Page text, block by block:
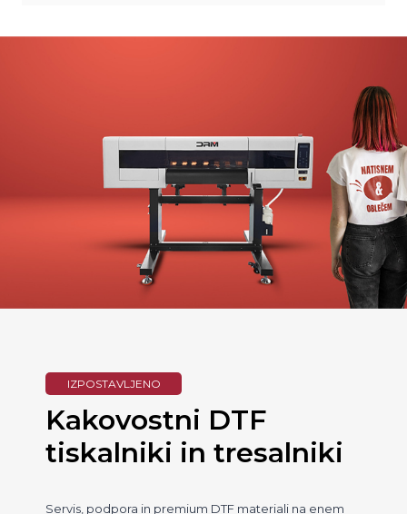
IZPOSTAVLJENO
Kakovostni DTF
tiskalniki in tresalniki
Servis, podpora in premium DTF materiali na enem